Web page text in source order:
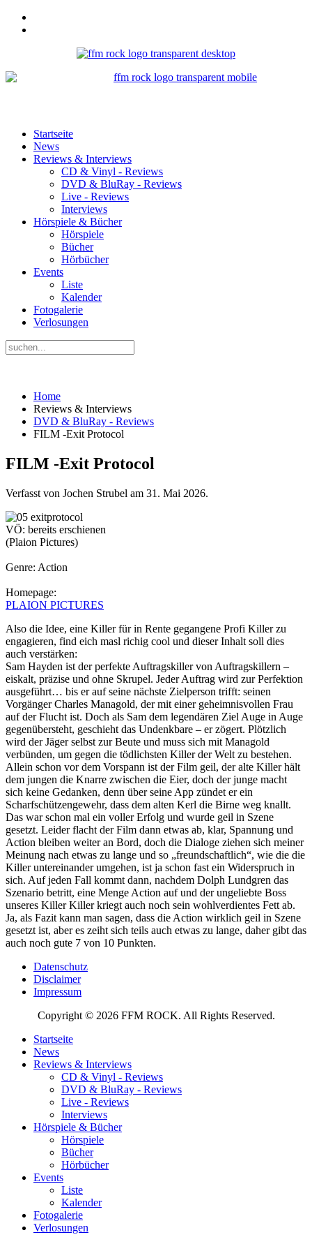
Startseite
News
Reviews & Interviews
CD & Vinyl - Reviews
DVD & BluRay - Reviews
Live - Reviews
Interviews
Hörspiele & Bücher
Hörspiele
Bücher
Hörbücher
Events
Liste
Kalender
Fotogalerie
Verlosungen
Home
Reviews & Interviews
DVD & BluRay - Reviews
FILM -Exit Protocol
FILM -Exit Protocol
Verfasst von Jochen Strubel am 31. Mai 2026.
VÖ: bereits erschienen
(Plaion Pictures)
Genre: Action
Homepage:
PLAION PICTURES
Also die Idee, eine Killer für in Rente gegangene Profi Killer zu
engagieren, find eich masl richig cool und dieser Inhalt soll dies
auch verstärken:
Sam Hayden ist der perfekte Auftragskiller von Auftragskillern –
eiskalt, präzise und ohne Skrupel. Jeder Auftrag wird zur Perfektion
ausgeführt… bis er auf seine nächste Zielperson trifft: seinen
Vorgänger Charles Managold, der mit einer geheimnisvollen Frau
auf der Flucht ist. Doch als Sam dem legendären Ziel Auge in Auge
gegenübersteht, geschieht das Undenkbare – er zögert. Plötzlich
wird der Jäger selbst zur Beute und muss sich mit Managold
verbünden, um gegen die tödlichsten Killer der Welt zu bestehen.
Allein schon vor dem Vorspann ist der Film geil, der alte Killer hält
dem jungen die Knarre zwischen die Eier, doch der junge macht
sich keine Gedanken, denn über seine App zündet er ein
Scharfschützengewehr, dass dem alten Kerl die Birne weg knallt.
Das war schon mal ein voller Erfolg und wurde geil in Szene
gesetzt. Leider flacht der Film dann etwas ab, klar, Spannung und
Action bleiben weiter an Bord, doch die Dialoge ziehen sich meiner
Meinung nach etwas zu lange und so „freundschaftlich“, wie die die
Killer untereinander umgehen, ist ja schon fast ein Widerspruch in
sich. Auf jeden Fall kommt dann, nachdem Dolph Lundgren das
Szenario betritt, eine Menge Action auf und der ungeliebte Boss
unseres Killer Killer kriegt auch noch sein wohlverdientes Fett ab.
Ja, als Fazit kann man sagen, dass die Action wirklich geil in Szene
gesetzt ist, aber es zeiht sich teils auch etwas zu lange, daher gibt das
auch noch gute 7 von 10 Punkten.
Datenschutz
Disclaimer
Impressum
Copyright © 2026 FFM ROCK. All Rights Reserved.
Startseite
News
Reviews & Interviews
CD & Vinyl - Reviews
DVD & BluRay - Reviews
Live - Reviews
Interviews
Hörspiele & Bücher
Hörspiele
Bücher
Hörbücher
Events
Liste
Kalender
Fotogalerie
Verlosungen